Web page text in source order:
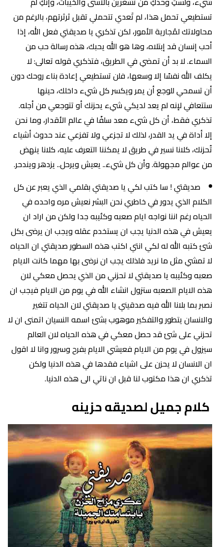
تستطيعي تحمل هذا، لم تَعدي تتحملي تقبل ثرثرتهم، بالرغم من
محاولاتك لمُجارية الأمور، لكن تذكري يا صديقتي فعل الله، إذا
أحب إنسان قد إبتلاه، وها هو الله يحبك، هذه رسالة حب من
السماء. لا بد أن تمضي في الطريق، فتذكري قوله تعالى: لا
يكلف الله نفسًا إلا وسعها، فلن تستطيعي إعادة بناء روحك دون
أن تسمحي للوجع أن يمر ويكسر كل شيء داخلك، حينها
ستتعافي لإنه لم يعد لديكي شيء يحزنك أو تتوجعي من أجله.
تذكري فقط، أن كل شيء معد سلفًا في عالم الأقدار، وما نحن
إلا أداة في يد القدر، لذلك لا تجزعي ولا تفزعي عند حدوث أشياء
تُحزنك، كلانا نسير في طريق لا يمكننا التعرف عليه، كلانا ينهض
من عوالم مجهولة. وأن كل شيء.. يعيش ويرحل.. يزدهر ويندحر.
صديقتي ! سا كتب لكي يا صديقتي بقلمي الذي يعبر عن كل
الكلام الذي يدور في خاطري نحن البشر نعيش مره واحده في
الحياه رغم اننا نواجه ايام صعبه وكئيبه جدا ولكن من اراد ان
يعيش في هذه الدنيا يجب ان يستخدم عقله ويجب ان يرضى بكل
شئ كتبه الله له لكي انتي اكتب هذه السطور صديقتي ان الحياه
لا تمشي مثل ما نريد فلذلك يجب ان نرضى بها مهما كانت الايام
صعبه وكئيبه يا صديقتي لا تحزني من الذي يحصل معكي لان
هذه الايام الصعبه ستزول انشاء الله في يوم من الايام فيجب ان
نصبر بما بلانا الله فيه صدقيني يا صديقتي لان الحياه تتغير
والانسان يتطور والتفكير موهوب بشئ اسمه النسيان اتمنى ان لا
تحزني على شئ قد حصل معكي في هذه الحياه لان العالم
سيزول في يوم من الايام فعيشي الايام بفرح وسرور وانا لا اقول
ان الانسان لا يحزن على اشياء فقدها في هذه الدنيا ولكن
تذكري ان هذا مكتوب لنا قبل ان ناتي الى هذه الدنيا.
كلام جميل لصديقه حزينه